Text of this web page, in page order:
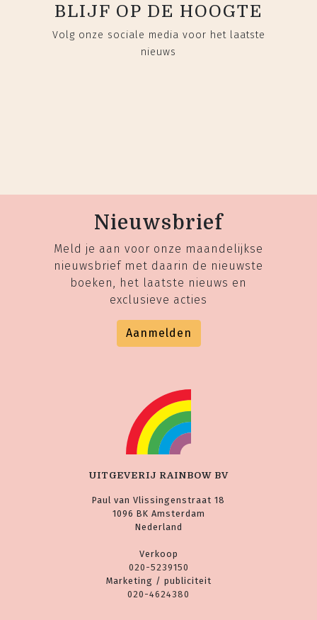
BLIJF OP DE HOOGTE
Volg onze sociale media voor het laatste
nieuws
Nieuwsbrief
Meld je aan voor onze maandelijkse
nieuwsbrief met daarin de nieuwste
boeken, het laatste nieuws en
exclusieve acties
Aanmelden
UITGEVERIJ RAINBOW BV
Paul van Vlissingenstraat 18
1096 BK Amsterdam
Nederland
Verkoop
020-5239150
Marketing / publiciteit
020-4624380